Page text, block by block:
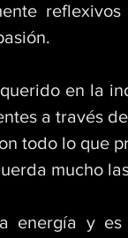
en la
a través
todo lo que
mucho
energía y